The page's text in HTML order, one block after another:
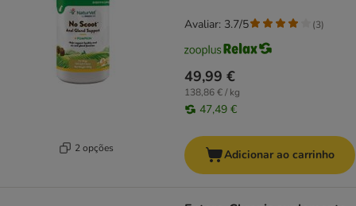
2 opções
49,99 €
138,86 € / kg
47,49 €
Avaliar: 3.7/5 (3)
Adicionar ao carrinho